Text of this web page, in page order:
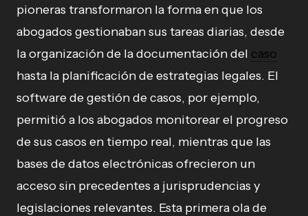
pioneras transformaron la forma en que los
abogados gestionaban sus tareas diarias, desde
la organización de la documentación del caso
hasta la planificación de estrategias legales. El
software de gestión de casos, por ejemplo,
permitió a los abogados monitorear el progreso
de sus casos en tiempo real, mientras que las
bases de datos electrónicas ofrecieron un
acceso sin precedentes a jurisprudencias y
legislaciones relevantes. Esta primera ola de